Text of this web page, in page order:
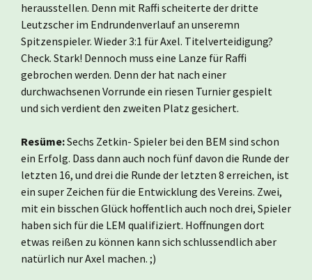
herausstellen. Denn mit Raffi scheiterte der dritte
Leutzscher im Endrundenverlauf an unseremn
Spitzenspieler. Wieder 3:1 für Axel. Titelverteidigung?
Check. Stark! Dennoch muss eine Lanze für Raffi
gebrochen werden. Denn der hat nach einer
durchwachsenen Vorrunde ein riesen Turnier gespielt
und sich verdient den zweiten Platz gesichert.
Resüme:Sechs Zetkin- Spieler bei den BEM sind schon
ein Erfolg. Dass dann auch noch fünf davon die Runde der
letzten 16, und drei die Runde der letzten 8 erreichen, ist
ein super Zeichen für die Entwicklung des Vereins. Zwei,
mit ein bisschen Glück hoffentlich auch noch drei, Spieler
haben sich für die LEM qualifiziert. Hoffnungen dort
etwas reißen zu können kann sich schlussendlich aber
natürlich nur Axel machen. ;)